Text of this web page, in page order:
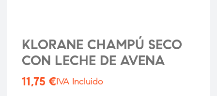
KLORANE CHAMPÚ SECO
CON LECHE DE AVENA
11,75 €IVA Incluido